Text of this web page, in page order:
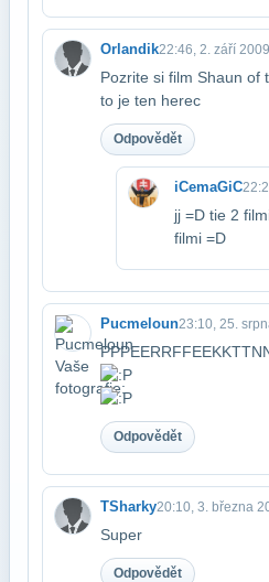
Orlandik22:46, 2. září 2009
Pozrite si film Shaun of
to je ten herec
Odpovědět
iCemaGiC
jj =D tie 2
filmi =D
Pucmeloun23:10, 25.
Odpovědět
TSharky20:10, 3. března
Super
Odpovědět